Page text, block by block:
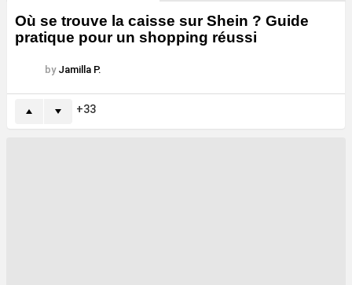
Où se trouve la caisse sur Shein ? Guide
pratique pour un shopping réussi
by Jamilla P.
33